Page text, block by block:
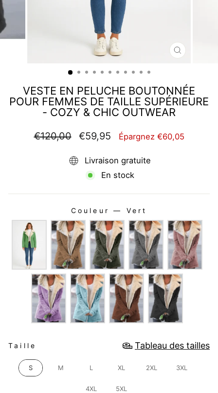
FERMER
VESTE EN PELUCHE BOUTONNÉE
POUR FEMMES DE TAILLE SUPÉRIEURE
- COZY & CHIC OUTWEAR
Prix
régulier
€120,00
Prix
réduit
€59,95 Épargnez €60,05
Livraison gratuite
En stock
Couleur — Vert
COULEUR
Taille Tableau des tailles
S M L XL 2XL 3XL
4XL 5XL